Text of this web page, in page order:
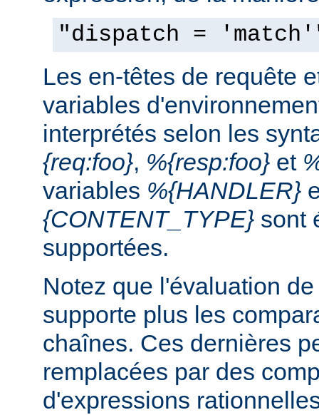
"dispatch =
Les en-têtes de requête
variables
interprétés selon les
{req:foo}, %{resp:foo} et
variables %{HANDLER}
{CONTENT_TYPE} sont
supportées.
Notez que l'évaluation
supporte plus les
chaînes. Ces dernières
remplacées par des
d'expressions